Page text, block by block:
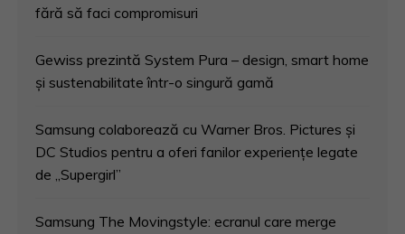
fără să faci compromisuri
Gewiss prezintă System Pura – design, smart home
și sustenabilitate într-o singură gamă
Samsung colaborează cu Warner Bros. Pictures și
DC Studios pentru a oferi fanilor experiențe legate
de „Supergirl”
Samsung The Movingstyle: ecranul care merge